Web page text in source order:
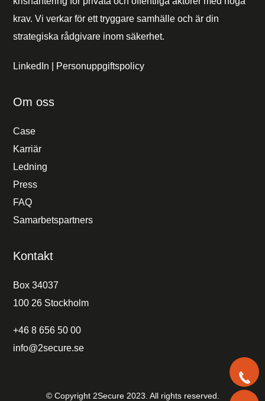
krav. Vi verkar för ett tryggare samhälle och är din
strategiska rådgivare inom säkerhet.
LinkedIn Personuppgiftspolicy
Om oss
Case
Karriär
Ledning
Press
FAQ
Samarbetspartners
Kontakt
Box 34037
100 26 Stockholm
+46 8 656 50 00
info@2secure.se
© Copyright 2Secure 2023. All rights reserved.